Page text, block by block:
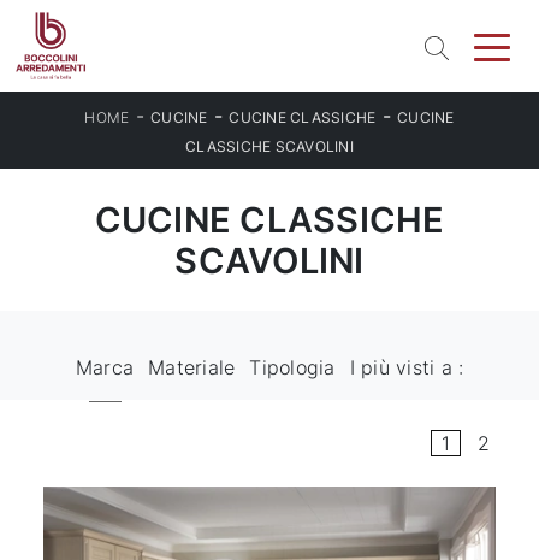
HOME -CUCINE -CUCINE CLASSICHE -CUCINE
CLASSICHE SCAVOLINI
CUCINE CLASSICHE
SCAVOLINI
Marca Materiale Tipologia I più visti a :
1 2